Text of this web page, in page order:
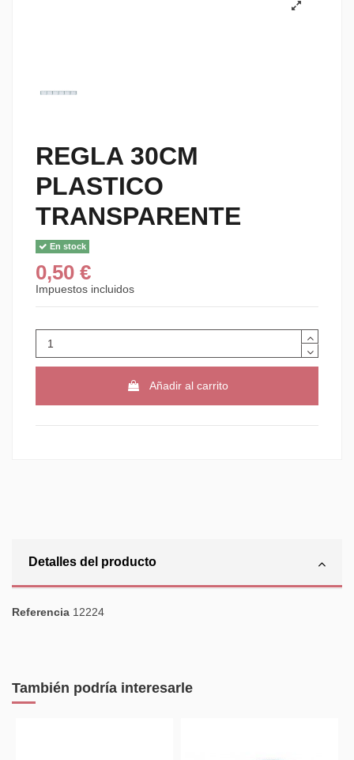
REGLA 30CM
PLASTICO
TRANSPARENTE
En stock
0,50 €
Impuestos incluidos
Añadir al carrito
Detalles del producto
Referencia 12224
También podría interesarle